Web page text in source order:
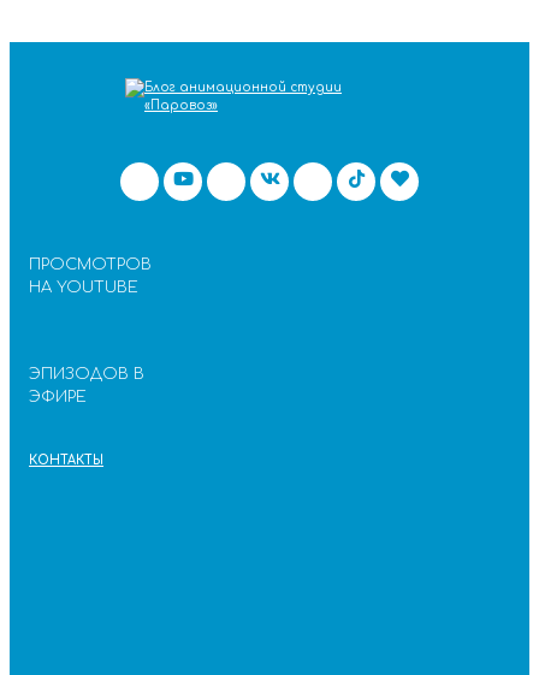
ПРОСМОТРОВ
НА YOUTUBE
ЭПИЗОДОВ В
ЭФИРЕ
КОНТАКТЫ